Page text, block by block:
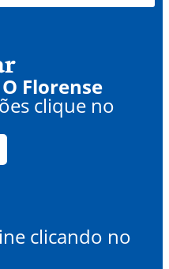
Florense
clique no
clicando no